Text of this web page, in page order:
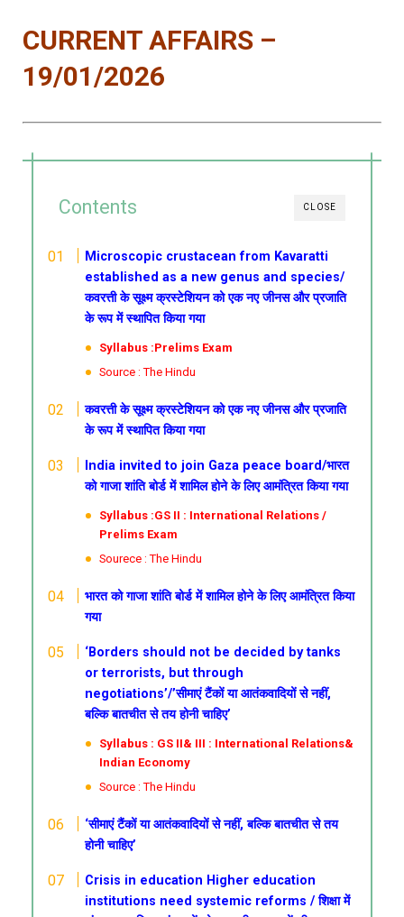
CURRENT AFFAIRS –
19/01/2026
CLOSE
Contents
Microscopic crustacean from Kavaratti
established as a new genus and species/
कवरत्ती के सूक्ष्म क्रस्टेशियन को एक नए जीनस और प्रजाति
के रूप में स्थापित किया गया
Syllabus :Prelims Exam
Source : The Hindu
कवरत्ती के सूक्ष्म क्रस्टेशियन को एक नए जीनस और प्रजाति
के रूप में स्थापित किया गया
India invited to join Gaza peace board/भारत
को गाजा शांति बोर्ड में शामिल होने के लिए आमंत्रित किया गया
Syllabus :GS II : International Relations /
Prelims Exam
Sourece : The Hindu
भारत को गाजा शांति बोर्ड में शामिल होने के लिए आमंत्रित किया
गया
​‘Borders should not be decided by tanks
or terrorists, but through
negotiations’/’सीमाएं टैंकों या आतंकवादियों से नहीं,
बल्कि बातचीत से तय होनी चाहिए’
Syllabus : GS II& III : International Relations&
Indian Economy
Source : The Hindu
‘सीमाएं टैंकों या आतंकवादियों से नहीं, बल्कि बातचीत से तय
होनी चाहिए’
Crisis in education Higher education
institutions need systemic reforms /शिक्षा में